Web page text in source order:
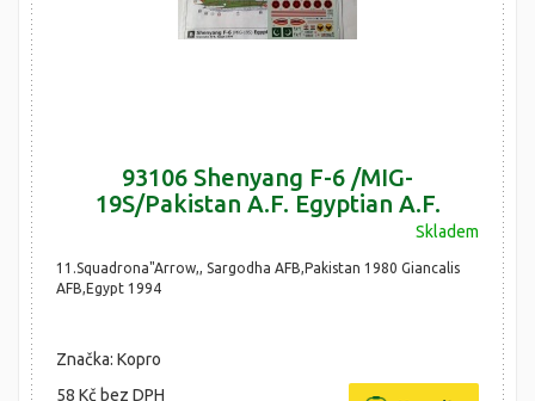
93106 Shenyang F-6 /MIG-
19S/Pakistan A.F. Egyptian A.F.
Skladem
11.Squadrona"Arrow,, Sargodha AFB,Pakistan 1980 Giancalis
AFB,Egypt 1994
Značka: Kopro
58 Kč bez DPH